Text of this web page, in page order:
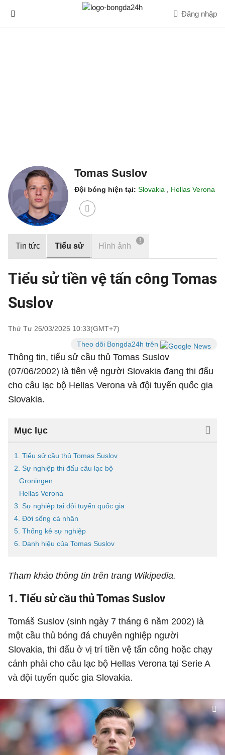
Đăng nhập
Tomas Suslov
Đội bóng hiện tại: Slovakia Hellas Verona
Tin tức Tiểu sử Hình ảnh
!
Tiểu sử tiền vệ tấn công Tomas
Suslov
Thứ Tư 26/03/2025 10:33(GMT+7)
Theo dõi Bongda24h trên
Thông tin, tiểu sử cầu thủ Tomas Suslov
(07/06/2002) là tiền vệ người Slovakia đang thi đấu
cho câu lạc bộ Hellas Verona và đội tuyển quốc gia
Slovakia.
Mục lục
1. Tiểu sử cầu thủ Tomas Suslov
2. Sự nghiệp thi đấu câu lạc bộ
Groningen
Hellas Verona
3. Sự nghiệp tại đội tuyển quốc gia
4. Đời sống cá nhân
5. Thống kê sự nghiệp
6. Danh hiệu của Tomas Suslov
Tham khảo thông tin trên trang Wikipedia.
1. Tiểu sử cầu thủ Tomas Suslov
Tomáš Suslov (sinh ngày 7 tháng 6 năm 2002) là
một cầu thủ bóng đá chuyên nghiệp người
Slovakia, thi đấu ở vị trí tiền vệ tấn công hoặc chạy
cánh phải cho câu lạc bộ Hellas Verona tại Serie A
và đội tuyển quốc gia Slovakia.